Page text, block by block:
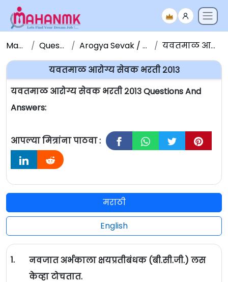
Maha NMK Question Papers Arogya Sevak / Sevika Question Paper यवतमाळ आरोग्य सेवक भरती २०१३
यवतमाळ आरोग्य सेवक भरती २०१३
यवतमाळ आरोग्य सेवक भरती २०१३ Questions And
Answers:
आपल्या मित्रांना पाठवा :
मराठी
English
1.
नवजात अर्भकाला क्षयप्रतीबंधक (बी.सी.जी.) लस
केव्हा टोचतात.